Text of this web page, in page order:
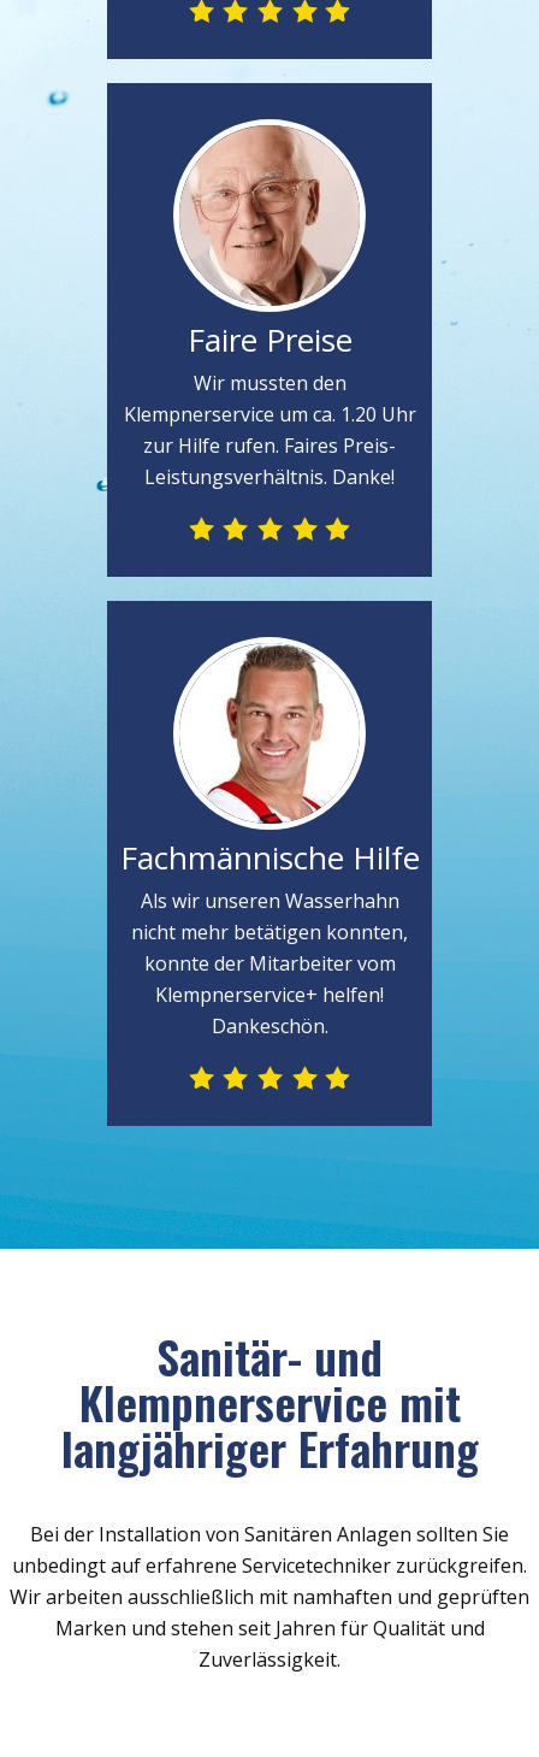
Faire Preise
Wir mussten den
Klempnerservice um ca. 1.20 Uhr
zur Hilfe rufen. Faires Preis-
Leistungsverhältnis. Danke!
Fachmännische Hilfe
Als wir unseren Wasserhahn
nicht mehr betätigen konnten,
konnte der Mitarbeiter vom
Klempnerservice+ helfen!
Dankeschön.
Sanitär- und
Klempnerservice mit
langjähriger Erfahrung
Bei der Installation von Sanitären Anlagen sollten Sie
unbedingt auf erfahrene Servicetechniker zurückgreifen.
Wir arbeiten ausschließlich mit namhaften und geprüften
Marken und stehen seit Jahren für Qualität und
Zuverlässigkeit.